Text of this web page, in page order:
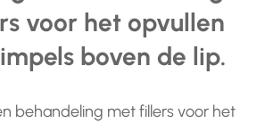
voor het opvullen
boven de lip.
behandeling met fillers voor het